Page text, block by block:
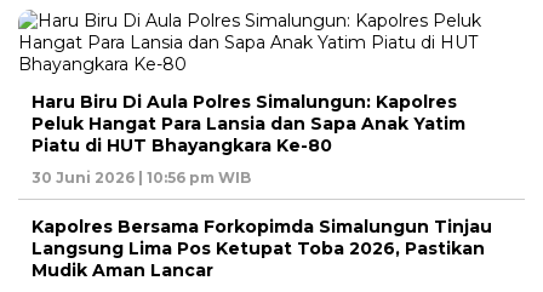
Haru Biru Di Aula Polres Simalungun: Kapolres
Peluk Hangat Para Lansia dan Sapa Anak Yatim
Piatu di HUT Bhayangkara Ke-80
30 Juni 2026 | 10:56 pm WIB
Kapolres Bersama Forkopimda Simalungun Tinjau
Langsung Lima Pos Ketupat Toba 2026, Pastikan
Mudik Aman Lancar